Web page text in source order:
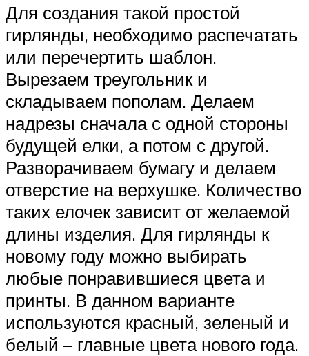
Для создания такой простой
гирлянды, необходимо распечатать
или перечертить шаблон.
Вырезаем треугольник и
складываем пополам. Делаем
надрезы сначала с одной стороны
будущей елки, а потом с другой.
Разворачиваем бумагу и делаем
отверстие на верхушке. Количество
таких елочек зависит от желаемой
длины изделия. Для гирлянды к
новому году можно выбирать
любые понравившиеся цвета и
принты. В данном варианте
используются красный, зеленый и
белый – главные цвета нового года.